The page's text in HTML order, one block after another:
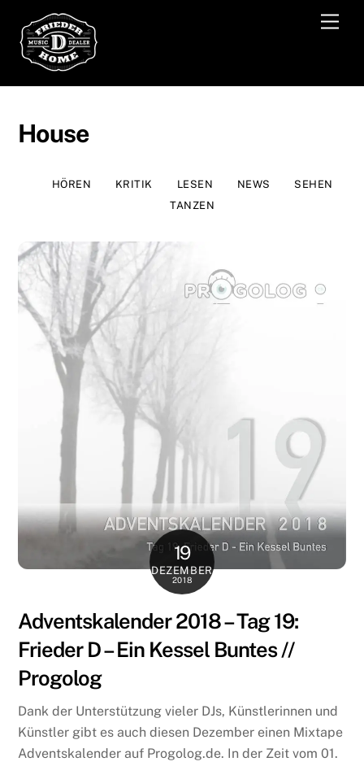
content
House
HÖREN KRITIK LESEN NEWS
SEHEN
TANZEN
19
DEZEMBER
2018
Adventskalender 2018 – Tag 19:
Frieder D – Ein Kessel Buntes //
Progolog
Dank der Unterstützung vieler DJs, Künstlerinnen und
Künstler gibt es auch diesen Dezember einen Mixtape
Adventskalender auf Progolog.de. In der Zeit vom 01.